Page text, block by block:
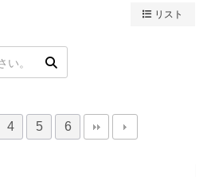
リスト
4 5 6